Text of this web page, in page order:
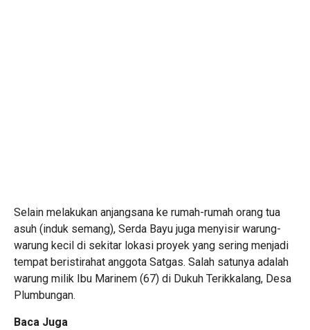
​Selain melakukan anjangsana ke rumah-rumah orang tua
asuh (induk semang), Serda Bayu juga menyisir warung-
warung kecil di sekitar lokasi proyek yang sering menjadi
tempat beristirahat anggota Satgas. Salah satunya adalah
warung milik Ibu Marinem (67) di Dukuh Terikkalang, Desa
Plumbungan.
Baca Juga